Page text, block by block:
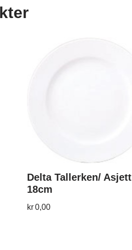
Delta Tallerken/ Asjett
18cm
kr0,00